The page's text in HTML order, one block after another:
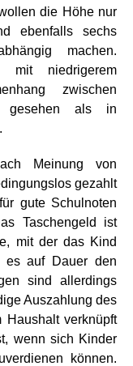
die Höhe nur
ebenfalls sechs
machen.
mit niedrigerem
zwischen
gesehen als in
Meinung von
gezahlt
gute Schulnoten
Taschengeld ist
mit der das Kind
es auf Dauer den
sind allerdings
Auszahlung des
verknüpft
wenn sich Kinder
können.